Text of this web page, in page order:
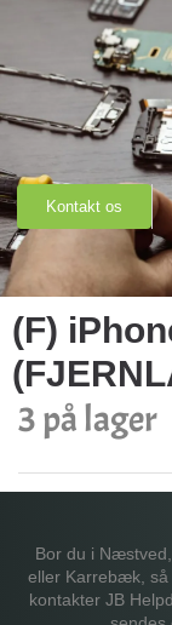
Kontakt os
(F)
3 på lager
Bor du i
eller Karrebæk, så
kontakter JB